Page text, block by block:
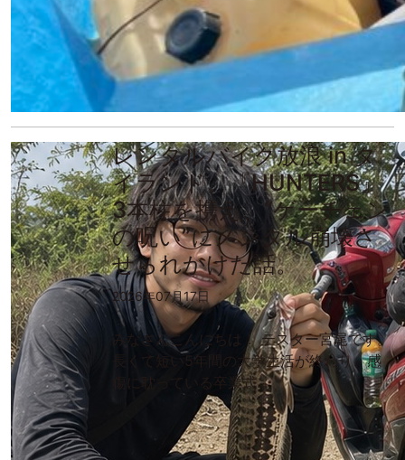
レンタルバイク放浪 in タ
イランド。『HUNTERS』
3本柱を携え、“ゲーチェン
の呪い”にメンタル崩壊さ
せられかけた話。
2026年07月17日
みなさんこんにちは！ テスター宮尾です。
長くて短い5年間の大学生活が終わり、感
傷に耽っている卒業式…